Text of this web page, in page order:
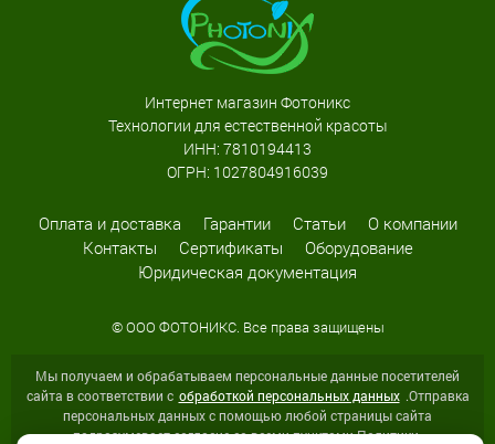
Интернет магазин Фотоникс
Технологии для естественной красоты
ИНН: 7810194413
ОГРН: 1027804916039
Оплата и доставка Гарантии Статьи
О компании
Контакты
Сертификаты
Оборудование
Юридическая документация
© ООО ФОТОНИКС. Все права защищены
Мы получаем и обрабатываем персональные данные посетителей
сайта в соответствии с обработкой персональных данных .Отправка
персональных данных с помощью любой страницы сайта
подразумевает согласие со всеми пунктами Политики.